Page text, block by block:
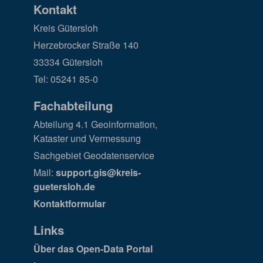
Kontakt
Kreis Gütersloh
Herzebrocker Straße 140
33334 Gütersloh
Tel: 05241 85-0
Fachabteilung
Abteilung 4.1 Geoinformation,
Kataster und Vermessung
Sachgebiet Geodatenservice
Mail: support.gis@kreis-
guetersloh.de
Kontaktformular
Links
Über das Open-Data Portal